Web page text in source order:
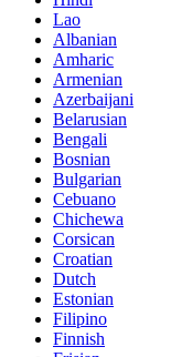
Lao
Albanian
Amharic
Armenian
Azerbaijani
Belarusian
Bengali
Bosnian
Bulgarian
Cebuano
Chichewa
Corsican
Croatian
Dutch
Estonian
Filipino
Finnish